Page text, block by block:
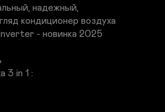
надежный,
кондиционер воздуха
- новинка 2025
3 in 1 :